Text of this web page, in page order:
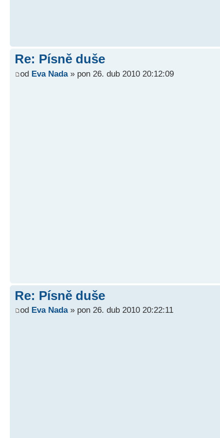
Re: Písně duše
od Eva Nada» pon 26. dub 2010 20:12:09
Re: Písně duše
od Eva Nada» pon 26. dub 2010 20:22:11